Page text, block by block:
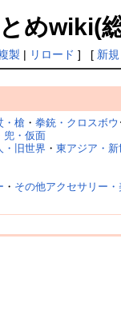
めwiki(
製 | リロード ] [ 新規
・槍 ・拳銃・クロスボウ
兜・仮面
・旧世界 ・東アジア・新
・ その他アクセサリー